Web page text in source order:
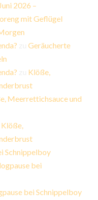
2026 –
mit Geflügel
zuGeräucherte
Klöße,
Meerrettichsauce und
Klöße,
Schnippelboy
bei
bei Schnippelboy